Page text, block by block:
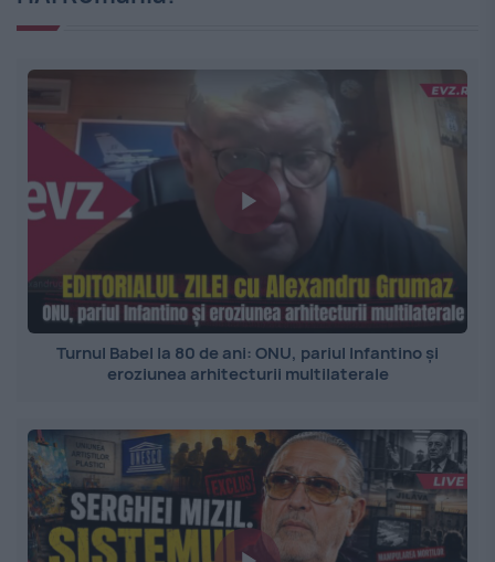
Turnul Babel la 80 de ani: ONU, pariul Infantino și
eroziunea arhitecturii multilaterale